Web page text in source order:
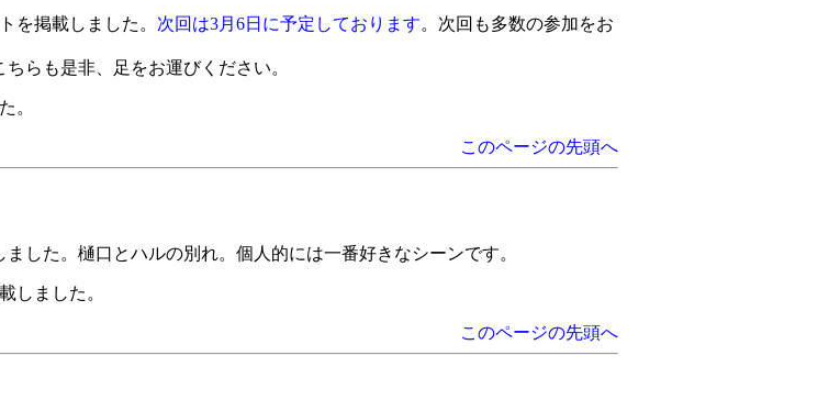
を掲載しました。 次回は3月6日に予定しております。次回も多数の参加をお
らも是非、足をお運びください。
。
このページの先頭へ
ました。樋口とハルの別れ。個人的には一番好きなシーンです。
しました。
このページの先頭へ